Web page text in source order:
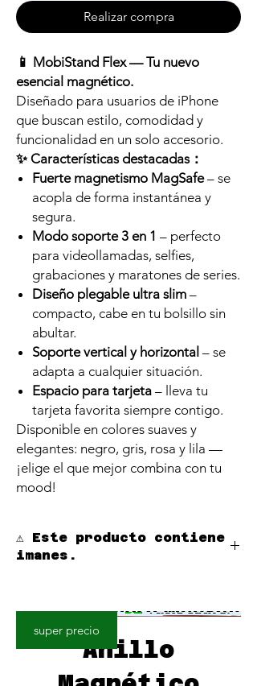
Realizar compra
📱 MobiStand Flex — Tu nuevo
esencial magnético.
Diseñado para usuarios de iPhone
que buscan estilo, comodidad y
funcionalidad en un solo accesorio.
✨ Características destacadas：
Fuerte magnetismo MagSafe– se
acopla de forma instantánea y
segura.
Modo soporte 3 en 1 – perfecto
para videollamadas, selfies,
grabaciones y maratones de series.
Diseño plegable ultra slim –
compacto, cabe en tu bolsillo sin
abultar.
Soporte vertical y horizontal – se
adapta a cualquier situación.
Espacio para tarjeta – lleva tu
tarjeta favorita siempre contigo.
Disponible en colores suaves y
elegantes: negro, gris, rosa y lila —
¡elige el que mejor combina con tu
mood!
⚠️ Este producto contiene
imanes.
super precio
Anillo